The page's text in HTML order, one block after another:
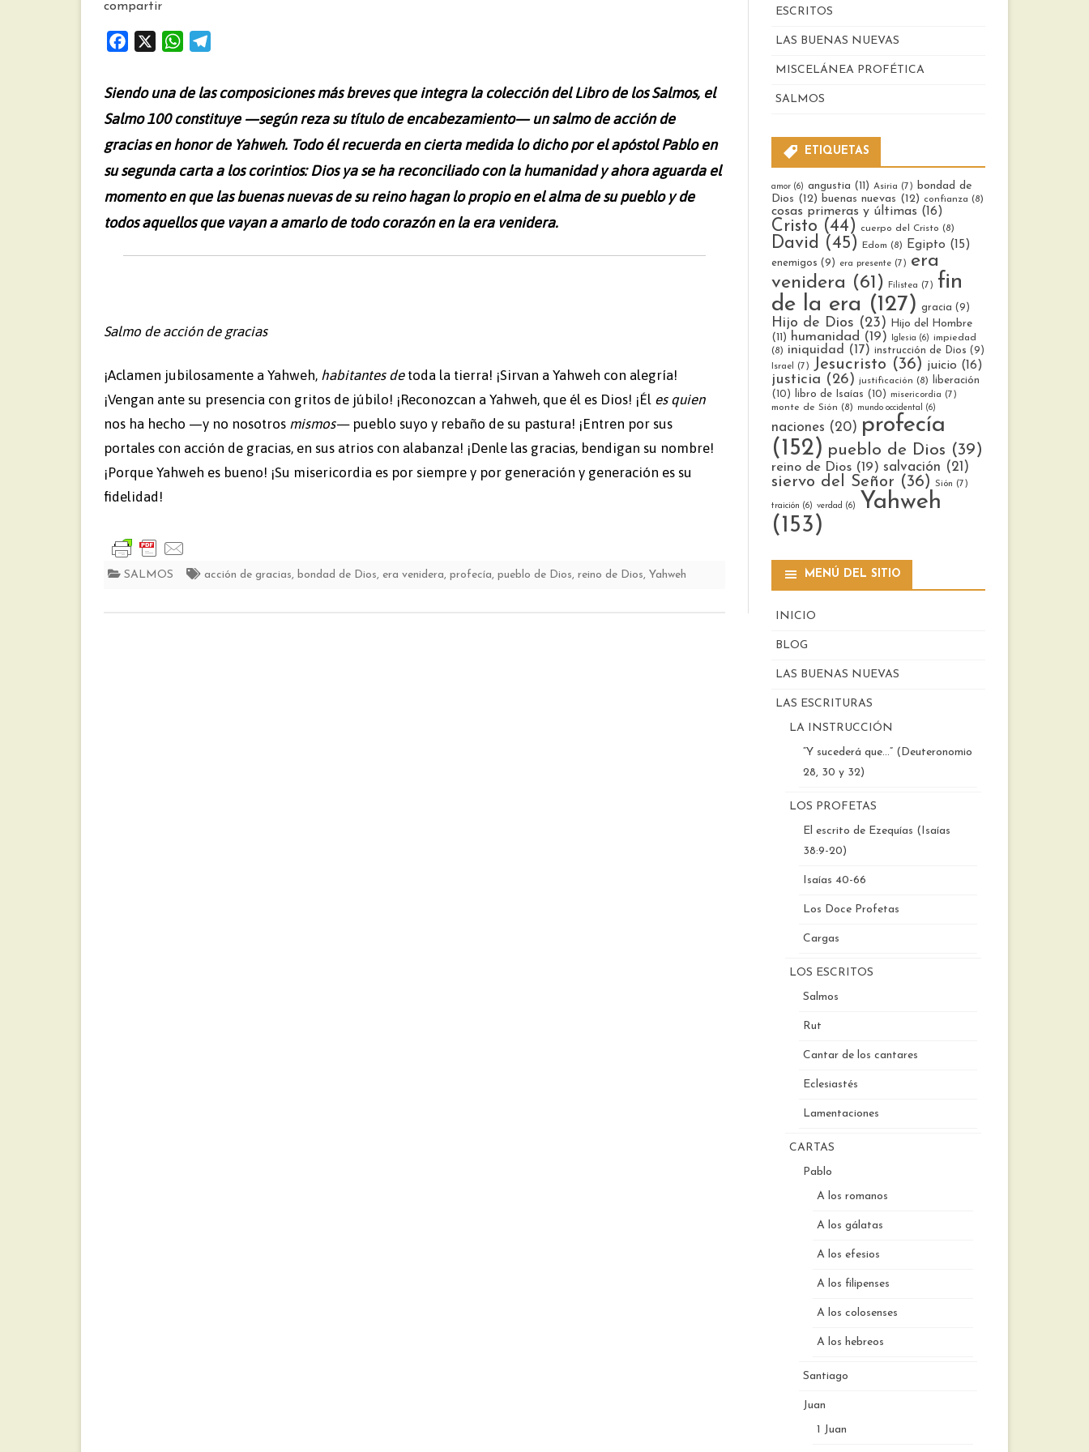
compartir
b
o
o
W
a
s
A
p
g
r
a
m
Siendo una de las composiciones más breves que integra la colección del Libro de los Salmos, el
Salmo 100 constituye —según reza su título de encabezamiento— un salmo de acción de
gracias en honor de Yahweh. Todo él recuerda en cierta medida lo dicho por el apóstol Pablo en
su segunda carta a los corintios: Dios ya se ha reconciliado con la humanidad y ahora aguarda el
momento en que las buenas nuevas de su reino hagan lo propio en el alma de su pueblo y de
todos aquellos que vayan a amarlo de todo corazón en la era venidera.
Salmo de acción de gracias
¡Aclamen jubilosamente a Yahweh, habitantes detoda la tierra! ¡Sirvan a Yahweh con alegría!
¡Vengan ante su presencia con gritos de júbilo! ¡Reconozcan a Yahweh, que él es Dios! ¡Él es quien
nos ha hecho —y no nosotros mismos—pueblo suyo y rebaño de su pastura! ¡Entren por sus
portales con acción de gracias, en sus atrios con alabanza! ¡Denle las gracias, bendigan su nombre!
¡Porque Yahweh es bueno! ¡Su misericordia es por siempre y por generación y generación es su
fidelidad!
SALMOS acción de gracias, bondad de Dios, era venidera, profecía, pueblo de Dios, reino de Dios, Yahweh
ESCRITOS
LAS BUENAS NUEVAS
MISCELÁNEA PROFÉTICA
SALMOS
ETIQUETAS
amor(6) angustia (11) Asiria (7) bondad de
Dios (12) buenas nuevas (12) confianza (8)
cosas primeras y últimas (16)
Cristo (44) cuerpo del Cristo (8)
David (45) Edom (8) Egipto (15)
enemigos (9) era presente(7) era
venidera (61) Filistea (7) fin
de la era (127) gracia (9)
Hijo de Dios (23)
Hijo del Hombre
(11)
humanidad (19) Iglesia (6) impiedad
(8) iniquidad (17) instrucción de Dios (9)
Israel (7) Jesucristo (36) juicio (16)
justicia (26) justificación (8)
liberación
(10)
libro de Isaías (10) misericordia (7)
monte de Sión (8) mundo occidental (6)
naciones (20) profecía
(152) pueblo de Dios (39)
reino de Dios(19) salvación (21)
siervo del Señor (36) Sión (7)
traición (6) verdad (6)
Yahweh
(153)
MENÚ DEL SITIO
INICIO
BLOG
LAS BUENAS NUEVAS
LAS ESCRITURAS
LA INSTRUCCIÓN
“Y sucederá que…” (Deuteronomio
28, 30 y 32)
LOS PROFETAS
El escrito de Ezequías (Isaías
38:9-20)
Isaías 40-66
Los Doce Profetas
Cargas
LOS ESCRITOS
Salmos
Rut
Cantar de los cantares
Eclesiastés
Lamentaciones
CARTAS
Pablo
A los romanos
A los gálatas
A los efesios
A los filipenses
A los colosenses
A los hebreos
Santiago
Juan
1 Juan